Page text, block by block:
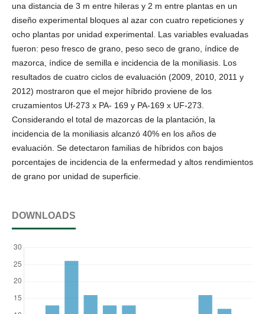
una distancia de 3 m entre hileras y 2 m entre plantas en un
diseño experimental bloques al azar con cuatro repeticiones y
ocho plantas por unidad experimental. Las variables evaluadas
fueron: peso fresco de grano, peso seco de grano, índice de
mazorca, índice de semilla e incidencia de la moniliasis. Los
resultados de cuatro ciclos de evaluación (2009, 2010, 2011 y
2012) mostraron que el mejor híbrido proviene de los
cruzamientos Uf-273 x PA- 169 y PA-169 x UF-273.
Considerando el total de mazorcas de la plantación, la
incidencia de la moniliasis alcanzó 40% en los años de
evaluación. Se detectaron familias de híbridos con bajos
porcentajes de incidencia de la enfermedad y altos rendimientos
de grano por unidad de superficie.
DOWNLOADS